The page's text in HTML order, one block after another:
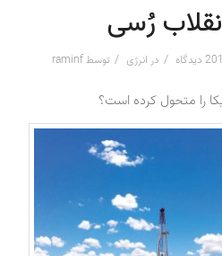
رُسی
/ در انرژی / توسط raminf
را متحول کرده است؟